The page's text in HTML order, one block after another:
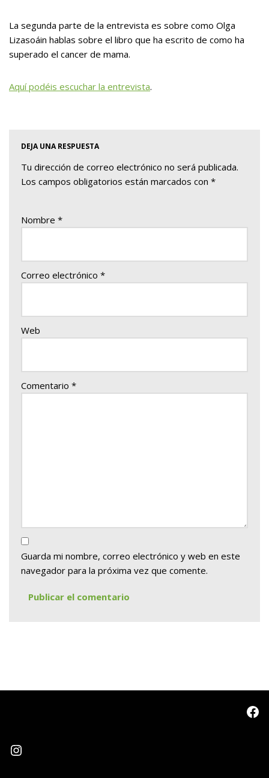
La segunda parte de la entrevista es sobre como Olga
Lizasoáin hablas sobre el libro que ha escrito de como ha
superado el cancer de mama.
Aquí podéis escuchar la entrevista.
DEJA UNA RESPUESTA
Tu dirección de correo electrónico no será publicada.
Los campos obligatorios están marcados con *
Nombre *
Correo electrónico *
Web
Comentario *
Guarda mi nombre, correo electrónico y web en este
navegador para la próxima vez que comente.